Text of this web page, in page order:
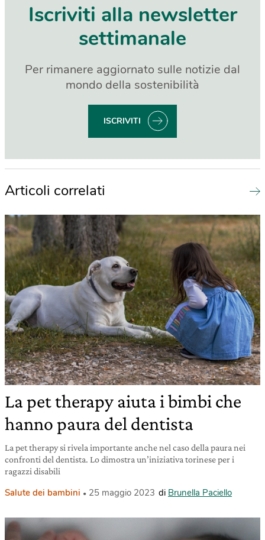
Iscriviti alla newsletter
settimanale
Per rimanere aggiornato sulle notizie dal
mondo della sostenibilità
ISCRIVITI
Articoli correlati
La pet therapy aiuta i bimbi che
hanno paura del dentista
La pet therapy si rivela importante anche nel caso della paura nei
confronti del dentista. Lo dimostra un’iniziativa torinese per i
ragazzi disabili
Salute dei bambini 25 maggio 2023 di Brunella Paciello